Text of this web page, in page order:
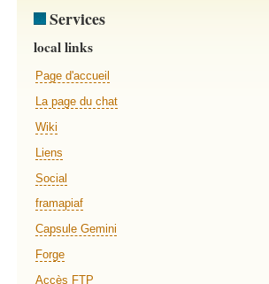
Services
local links
Page d'accueil
La page du chat
Wiki
Liens
Social
framapiaf
Capsule Gemini
Forge
Accès FTP